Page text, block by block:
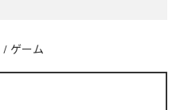
/ ゲーム